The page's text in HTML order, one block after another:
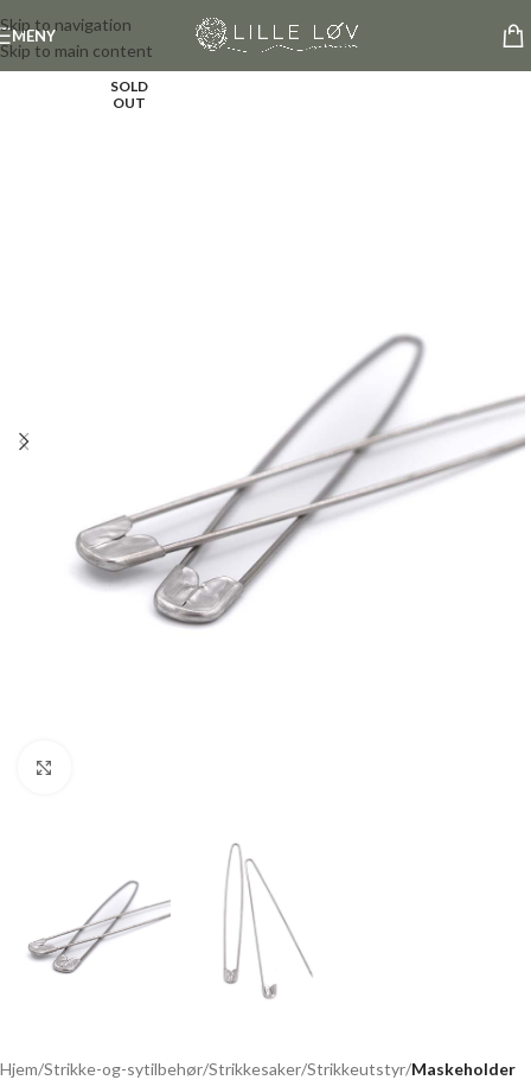
Skip to navigation
Skip to main content
MENY
SOLD
OUT
Hjem Strikke-og-sytilbehør Strikkesaker Strikkeutstyr Maskeholder